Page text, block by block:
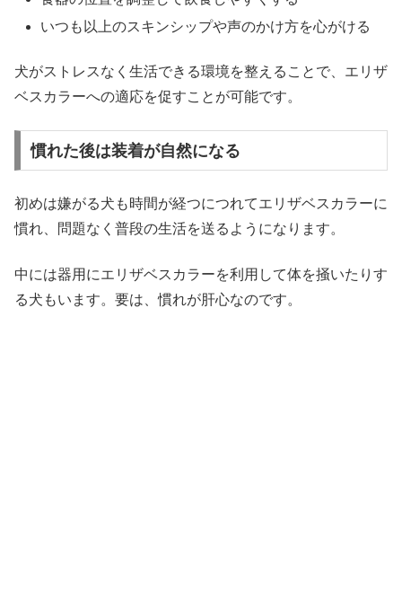
いつも以上のスキンシップや声のかけ方を心がける
犬がストレスなく生活できる環境を整えることで、エリザ
ベスカラーへの適応を促すことが可能です。
慣れた後は装着が自然になる
初めは嫌がる犬も時間が経つにつれてエリザベスカラーに
慣れ、問題なく普段の生活を送るようになります。
中には器用にエリザベスカラーを利用して体を掻いたりす
る犬もいます。要は、慣れが肝心なのです。